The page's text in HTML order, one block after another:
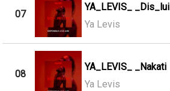
07
YA_LEVIS_ _Dis_lui
Ya Levis
08
YA_LEVIS_ _Nakati
Ya Levis